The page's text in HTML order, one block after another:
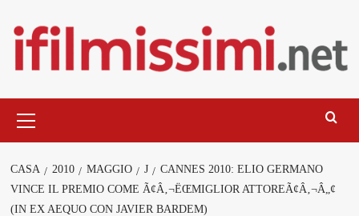
contenuto
principale
CASA 2010 MAGGIO J
CANNES 2010: ELIO GERMANO
VINCE IL PREMIO COME Ã¢Â‚¬ËŒMIGLIOR ATTOREÃ¢Â‚¬Â„¢
(IN EX AEQUO CON JAVIER BARDEM)